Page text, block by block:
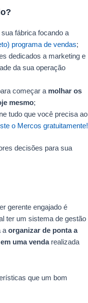
fábrica focando a
programa de vendas;
dedicados a marketing e
da sua operação
começar a molhar os
mesmo;
tudo que você precisa ao
o Mercos gratuitamente!
decisões para sua
gerente engajado é
ter um sistema de gestão
aorganizar de ponta a
uma vendarealizada
que um bom